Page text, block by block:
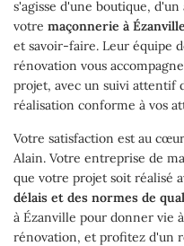
s'agisse d'une boutique,
votre maçonnerie à Ézanville
et savoir-faire. Leur équipe
rénovation vous
projet, avec un suivi attentif
réalisation conforme à vos
Votre satisfaction est au
Alain. Votre entreprise de
que votre projet soit réalisé
délais et des normes de
à Ézanville pour donner vie
rénovation, et profitez d'un